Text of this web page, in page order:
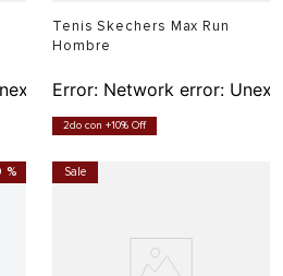
token T in JSON at
Tenis Skechers Max Run
Hombre
Error: Network error:
2do con +10% Off
% Sale